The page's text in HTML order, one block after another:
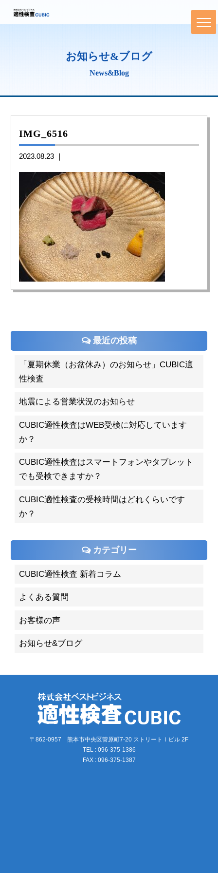
お知らせ&ブログ
News&Blog
IMG_6516
2023.08.23 ｜
最近の投稿
「夏期休業（お盆休み）のお知らせ」CUBIC適
性検査
地震による営業状況のお知らせ
CUBIC適性検査はWEB受検に対応しています
か？
CUBIC適性検査はスマートフォンやタブレット
でも受検できますか？
CUBIC適性検査の受検時間はどれくらいです
か？
カテゴリー
CUBIC適性検査 新着コラム
よくある質問
お客様の声
お知らせ&ブログ
〒862-0957 熊本市中央区菅原町7-20 ストリートⅠビル 2F
TEL : 096-375-1386
FAX : 096-375-1387